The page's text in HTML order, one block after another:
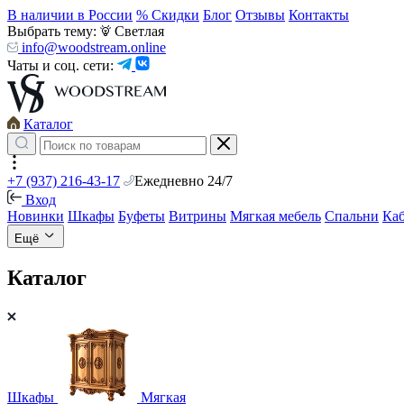
В наличии в России % Скидки Блог Отзывы Контакты
Выбрать тему:
Светлая
info@woodstream.online
Чаты и соц. сети:
Каталог
+7 (937) 216-43-17
Ежедневно 24/7
Вход
Новинки Шкафы Буфеты Витрины Мягкая мебель Спальни
Ещё
Каталог
Шкафы Мягкая